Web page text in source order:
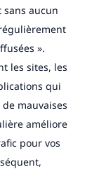
aucun
».
les sites, les
qui
mauvaises
améliore
pour vos